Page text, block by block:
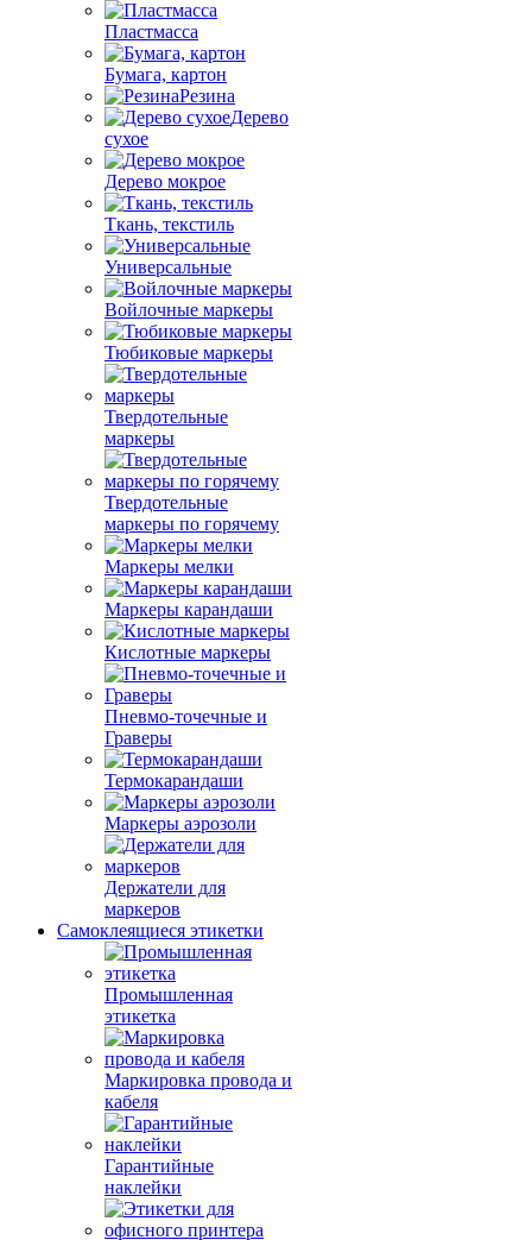
Пластмасса
Бумага, картон
Резина
Дерево
сухое
Дерево мокрое
Ткань, текстиль
Универсальные
Войлочные маркеры
Тюбиковые маркеры
Твердотельные
маркеры
Твердотельные
маркеры по горячему
Маркеры мелки
Маркеры карандаши
Кислотные маркеры
Пневмо-точечные и
Граверы
Термокарандаши
Маркеры аэрозоли
Держатели для
маркеров
Самоклеящиеся этикетки
Промышленная
этикетка
Маркировка провода и
кабеля
Гарантийные
наклейки